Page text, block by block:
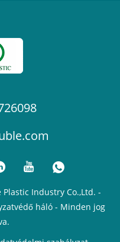
Industry Co.,Ltd. -
háló - Minden jog